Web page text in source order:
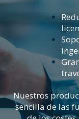
Nuestros
sencilla de las